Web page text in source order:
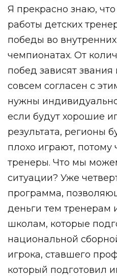
Я прекрасно знаю,
работы детских
победы во
чемпионатах. От
побед зависят
совсем согласен с
нужны
если будут хорошие
результата, регионы
плохо играют, потому
тренеры. Что мы
ситуации? Уже
программа,
деньги тем тренерам
школам, которые
национальной
игрока, ставшего
который подготовил